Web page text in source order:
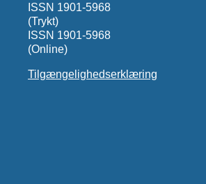
ISSN 1901-5968
(Trykt)
ISSN 1901-5968
(Online)
Tilgængelighedserklæring